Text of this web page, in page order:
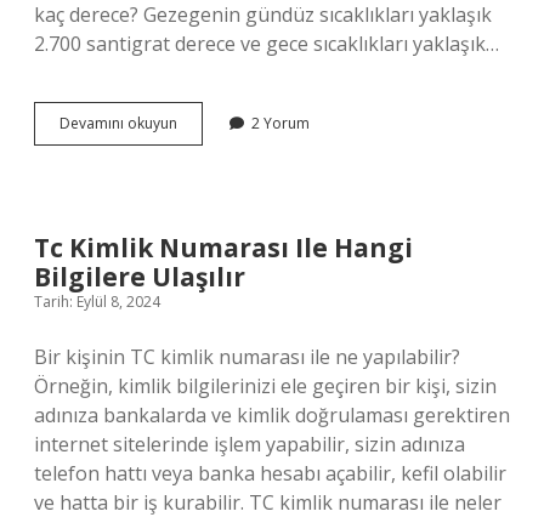
kaç derece? Gezegenin gündüz sıcaklıkları yaklaşık
2.700 santigrat derece ve gece sıcaklıkları yaklaşık…
Devamını okuyun Cehennem
Atesi
2 Yorum
Tc Kimlik Numarası Ile Hangi
Bilgilere Ulaşılır
Tarih: Eylül 8, 2024
Bir kişinin TC kimlik numarası ile ne yapılabilir?
Örneğin, kimlik bilgilerinizi ele geçiren bir kişi, sizin
adınıza bankalarda ve kimlik doğrulaması gerektiren
internet sitelerinde işlem yapabilir, sizin adınıza
telefon hattı veya banka hesabı açabilir, kefil olabilir
ve hatta bir iş kurabilir. TC kimlik numarası ile neler